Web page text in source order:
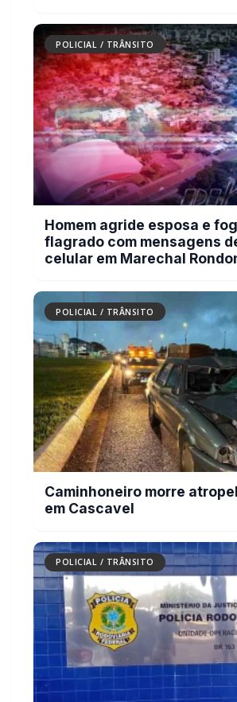
POLICIAL / TRÂNSITO
Homem agride esposa e
flagrado com mensagens
celular em Marechal
POLICIAL / TRÂNSITO
Caminhoneiro morre
em Cascavel
POLICIAL / TRÂNSITO